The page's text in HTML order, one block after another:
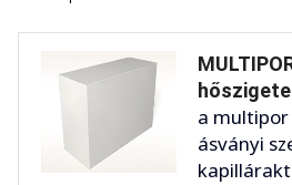
a
ásványi